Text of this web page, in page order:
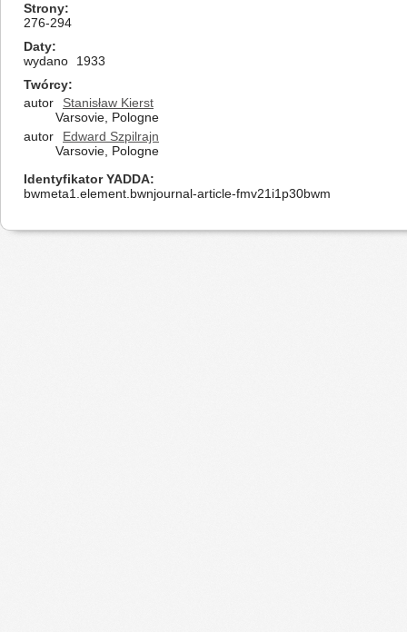
Strony
276-294
Daty
wydano
1933
Twórcy
autor
Stanisław Kierst
Varsovie, Pologne
autor
Edward Szpilrajn
Varsovie, Pologne
Identyfikator YADDA
bwmeta1.element.bwnjournal-article-fmv21i1p30bwm